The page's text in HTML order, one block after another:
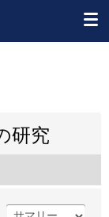
研究